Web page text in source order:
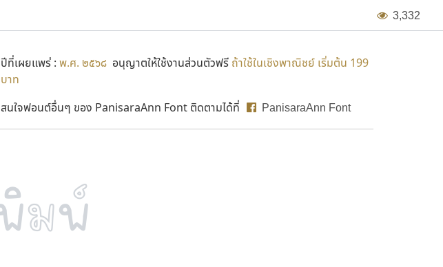
3,332
ปีที่เผยแพร่ : พ.ศ. ๒๕๖๘ อนุญาตให้ใช้งานส่วนตัวฟรี ถ้าใช้ในเชิงพาณิชย์ เริ่มต้น 199
บาท
สนใจฟอนต์อื่นๆ ของ PanisaraAnn Font ติดตามได้ที่ PanisaraAnn Font